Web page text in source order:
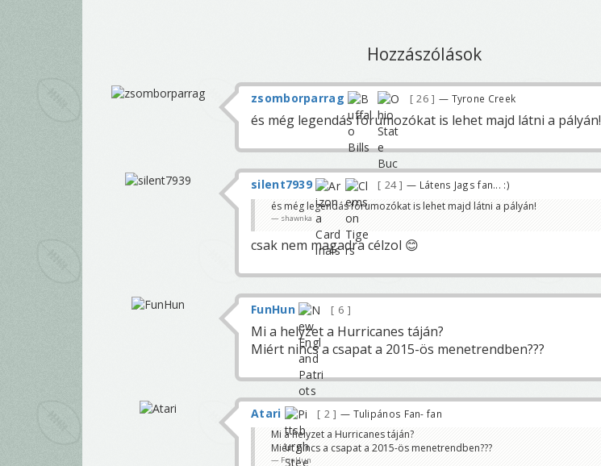
Hozzászólások
zsomborparrag 26 — Tyrone Creek
és még legendás fórumozókat is lehet majd látni a pályán!
silent7939 24 — Látens Jags fan... :)
és még legendás fórumozókat is lehet majd látni a pályán!
shawnka
csak nem magadra célzol 😊
FunHun 6
Mi a helyzet a Hurricanes táján?
Miért nincs a csapat a 2015-ös menetrendben???
Atari 2 — Tulipános Fan- fan
Mi a helyzet a Hurricanes táján?
Miért nincs a csapat a 2015-ös menetrendben???
FunHun